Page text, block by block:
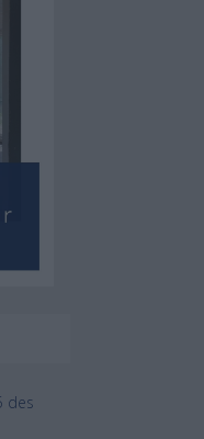
des